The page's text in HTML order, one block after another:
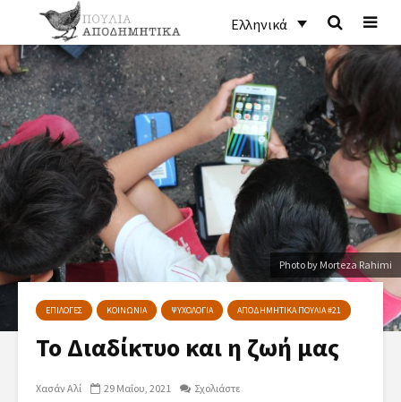
Ελληνικά
Photo by Morteza Rahimi
ΕΠΙΛΟΓΕΣ ΚΟΙΝΩΝΙΑ ΨΥΧΟΛΟΓΙΑ ΑΠΟΔΗΜΗΤΙΚΑ ΠΟΥΛΙΑ #21
Το Διαδίκτυο και η ζωή μας
Χασάν Αλί 29 Μαΐου, 2021 Σχολιάστε